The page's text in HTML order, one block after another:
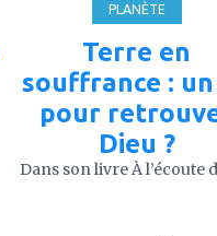
PLANÈTE
Terre en
souffrance :
pour
Dieu ?
Dans son livre À l’écoute